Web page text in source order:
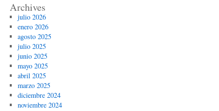
Archives
julio 2026
enero 2026
agosto 2025
julio 2025
junio 2025
mayo 2025
abril 2025
marzo 2025
diciembre 2024
noviembre 2024